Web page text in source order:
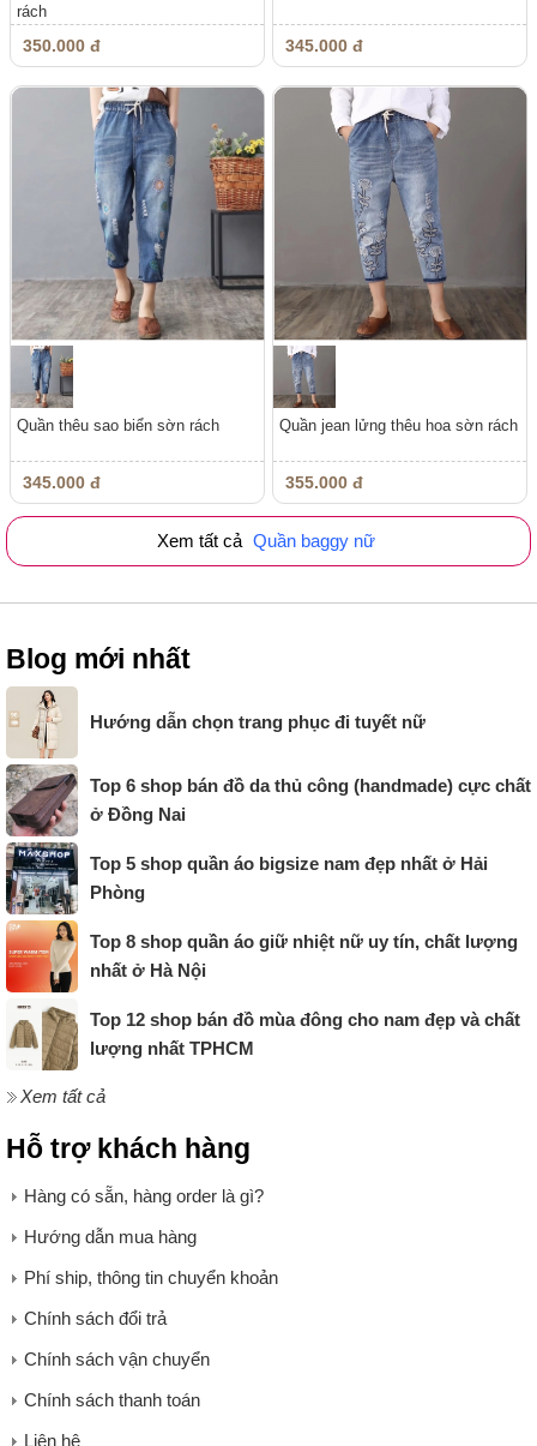
rách
350.000 đ 345.000 đ
Quần thêu sao biển sờn rách
345.000 đ
Quần jean lửng thêu hoa sờn rách
355.000 đ
Xem tất cả Quần baggy nữ
Blog mới nhất
Hướng dẫn chọn trang phục đi tuyết nữ
Top 6 shop bán đồ da thủ công (handmade) cực chất
ở Đồng Nai
Top 5 shop quần áo bigsize nam đẹp nhất ở Hải
Phòng
Top 8 shop quần áo giữ nhiệt nữ uy tín, chất lượng
nhất ở Hà Nội
Top 12 shop bán đồ mùa đông cho nam đẹp và chất
lượng nhất TPHCM
Xem tất cả
Hỗ trợ khách hàng
Hàng có sẵn, hàng order là gì?
Hướng dẫn mua hàng
Phí ship, thông tin chuyển khoản
Chính sách đổi trả
Chính sách vận chuyển
Chính sách thanh toán
Liên hệ